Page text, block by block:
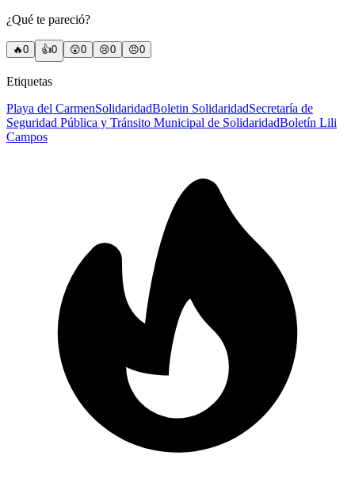
¿Qué te pareció?
🔥0 👍0 😲0 😢0 😠0
Etiquetas
Playa del CarmenSolidaridadBoletin SolidaridadSecretaría de
Seguridad Pública y Tránsito Municipal de SolidaridadBoletín Lili
Campos